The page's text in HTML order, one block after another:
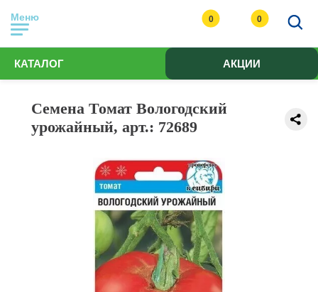
Меню 0 0
КАТАЛОГ АКЦИИ
Семена Томат Вологодский
урожайный, арт.: 72689